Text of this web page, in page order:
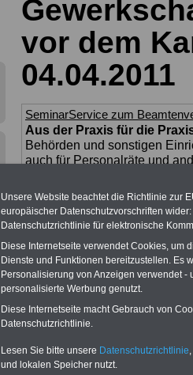
vor dem
04.04.2011
SeminarService zum
Aus der Praxis für die
Behörden und sonstigen
auch für Personalräte und
Zur Übersicht
Tarifkräfte bei
Gemeinden
Aktuelles aus
öffentlichen
Unsere Website beachtet die Richtlinie zur
europäischer Datenschutzvorschriften
Datenschutzrichtlinie für elektronische
Diese Internetseite verwendet Cookies, um
Dienste und Funktionen bereitzustellen. Es
Personalisierung von Anzeigen verwendet
personalisierte Werbung genutzt.
Diese Internetseite macht Gebrauch von
Datenschutzrichtlinie.
Lesen Sie bitte unsere Datenschutzrichtlinie
und lokalen Speicher nutzt.